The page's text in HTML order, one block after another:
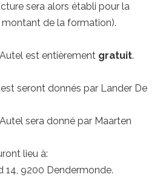
sera alors établi pour la
de la formation).
est entièrement gratuit.
seront donnés par Lander De
sera donné par Maarten
lieu à:
14, 9200 Dendermonde.